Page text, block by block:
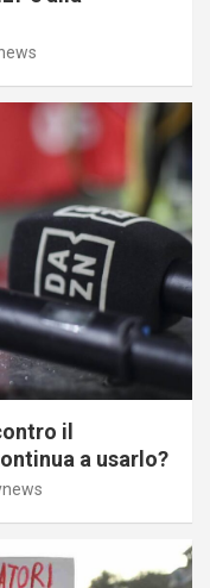
il
a usarlo?